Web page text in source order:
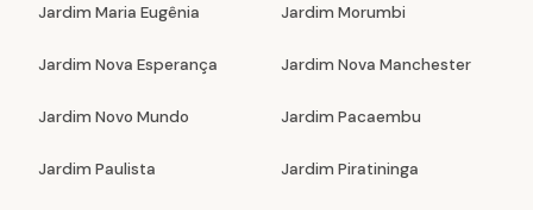
Jardim Maria Eugênia Jardim Morumbi
Jardim Nova Esperança Jardim Nova Manchester
Jardim Novo Mundo Jardim Pacaembu
Jardim Paulista Jardim Piratininga